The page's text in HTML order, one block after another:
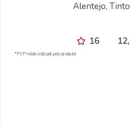
Alentejo,
16
*PVP médio indicado pelo produtor